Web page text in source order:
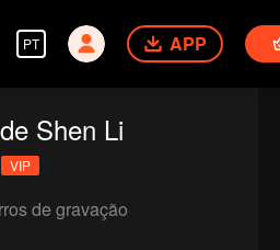
PT APP
Shen Li
VIP
de gravação